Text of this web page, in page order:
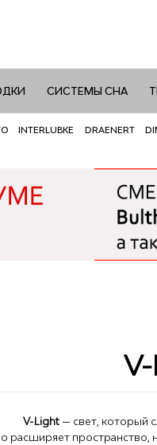
СИСТЕМЫ СНА
INTERLUBKE DRAENERT
V-Light — свет, который
расширяет